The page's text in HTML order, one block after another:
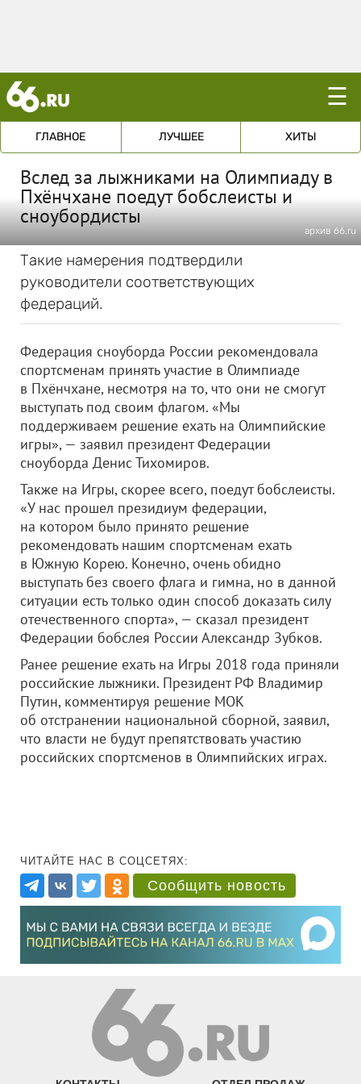
☰
ГЛАВНОЕ ЛУЧШЕЕ ХИТЫ
Вслед за лыжниками на Олимпиаду в
Пхёнчхане поедут бобслеисты и
сноубордисты
архив 66.ru
Такие намерения подтвердили
руководители соответствующих
федераций.
Федерация сноуборда России рекомендовала
спортсменам принять участие в Олимпиаде
в Пхёнчхане, несмотря на то, что они не смогут
выступать под своим флагом. «Мы
поддерживаем решение ехать на Олимпийские
игры», — заявил президент Федерации
сноуборда Денис Тихомиров.
Также на Игры, скорее всего, поедут бобслеисты.
«У нас прошел президиум федерации,
на котором было принято решение
рекомендовать нашим спортсменам ехать
в Южную Корею. Конечно, очень обидно
выступать без своего флага и гимна, но в данной
ситуации есть только один способ доказать силу
отечественного спорта», — сказал президент
Федерации бобслея России Александр Зубков.
Ранее решение ехать на Игры 2018 года приняли
российские лыжники. Президент РФ Владимир
Путин, комментируя решение МОК
об отстранении национальной сборной, заявил,
что власти не будут препятствовать участию
российских спортсменов в Олимпийских играх.
ЧИТАЙТЕ НАС В СОЦСЕТЯХ:
Сообщить новость